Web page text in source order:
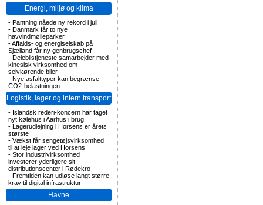
Energi, miljø og klima
- Pantning nåede ny rekord i juli
- Danmark får to nye
havvindmølleparker
-Affalds- og energiselskab på
Sjælland får ny genbrugschef
- Delebilstjeneste samarbejder med
kinesisk virksomhed om
selvkørende biler
- Nye asfalttyper kan begrænse
CO2-belastningen
Logistik, lager og intern transport
- Islandsk rederi-koncern har taget
nyt kølehus i Aarhus i brug
- Lagerudlejning i Horsens er årets
største
- Vækst får sengetøjsvirksomhed
til at leje lager ved Horsens
- Stor industrivirksomhed
investerer yderligere sit
distributionscenter i Rødekro
- Fremtiden kan udløse langt større
krav til digital infrastruktur
Havne